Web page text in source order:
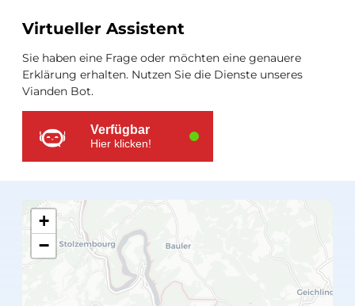
Zusätzliche
Ressourcen
Virtueller Assistent
Sie haben eine Frage oder möchten eine genauere
Erklärung erhalten. Nutzen Sie die Dienste unseres
Vianden Bot.
Verfügbar
Hier klicken!
+
−